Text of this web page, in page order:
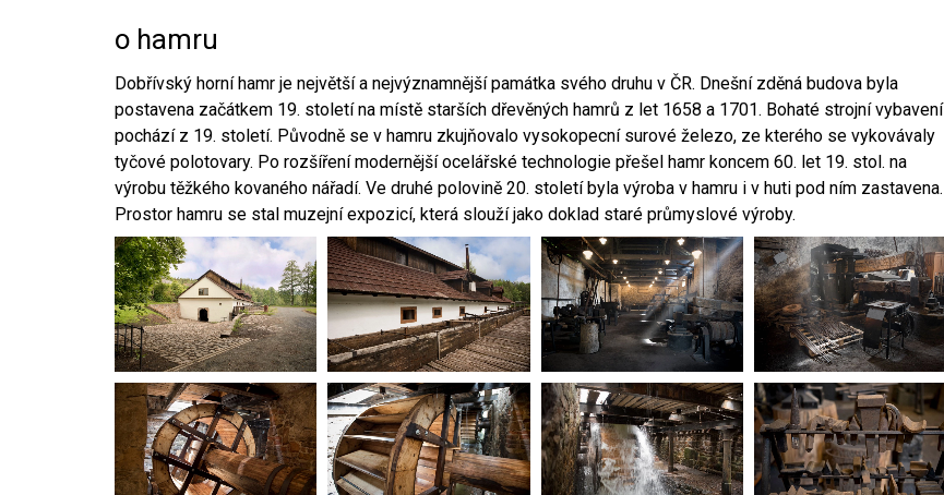
o hamru
Dobřívský horní hamr je největší a nejvýznamnější památka svého druhu v ČR. Dnešní zděná budova byla
postavena začátkem 19. století na místě starších dřevěných hamrů z let 1658 a 1701. Bohaté strojní vybavení
pochází z 19. století. Původně se v hamru zkujňovalo vysokopecní surové železo, ze kterého se vykovávaly
tyčové polotovary. Po rozšíření modernější ocelářské technologie přešel hamr koncem 60. let 19. stol. na
výrobu těžkého kovaného nářadí. Ve druhé polovině 20. století byla výroba v hamru i v huti pod ním zastavena.
Prostor hamru se stal muzejní expozicí, která slouží jako doklad staré průmyslové výroby.